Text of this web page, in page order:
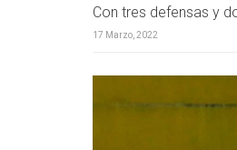
Con tres defensas y
17 Marzo, 2022